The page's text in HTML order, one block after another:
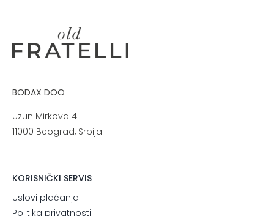
BODAX DOO
Uzun Mirkova 4
11000 Beograd, Srbija
KORISNIČKI SERVIS
Uslovi plaćanja
Politika privatnosti